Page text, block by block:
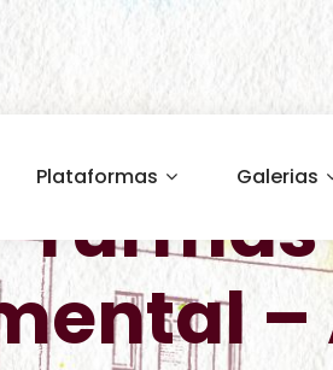
Plataformas Galerias
–